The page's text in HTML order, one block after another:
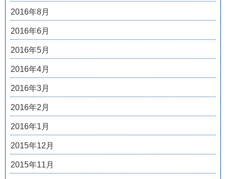
2016年8月
2016年6月
2016年5月
2016年4月
2016年3月
2016年2月
2016年1月
2015年12月
2015年11月